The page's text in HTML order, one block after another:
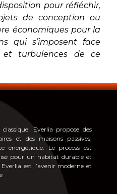
pour réfléchir,
de conception ou
économiques pour la
qui s’imposent face
turbulences de ce
Everlia propose des
et des maisons passives,
énergétique. Le process est
pour un habitat durable et
est l’avenir moderne et